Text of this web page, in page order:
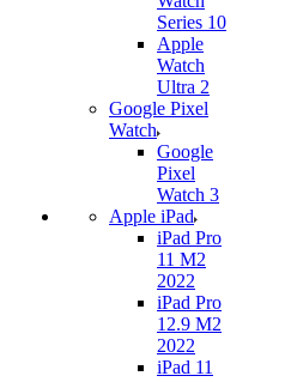
Series 10
Apple
Watch
Ultra 2
Google Pixel
Watch
Google
Pixel
Watch 3
Apple iPad
iPad Pro
11 M2
2022
iPad Pro
12.9 M2
2022
iPad 11